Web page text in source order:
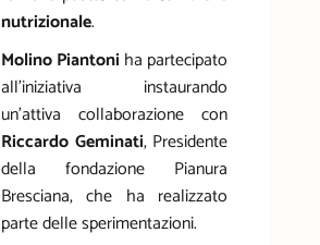
nutrizionale.
Molino Piantoni ha partecipato
all’iniziativa instaurando
un’attiva collaborazione con
Riccardo Geminati, Presidente
della fondazione Pianura
Bresciana, che ha realizzato
parte delle sperimentazioni.